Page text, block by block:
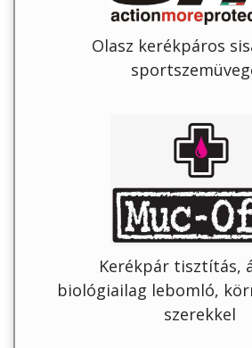
Olasz kerékpáros
Kerékpár tisztítás,
biológiailag lebomló,
szerekkel